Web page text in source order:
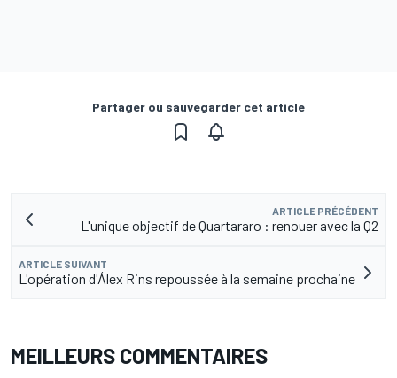
Partager ou sauvegarder cet article
ARTICLE PRÉCÉDENT
L'unique objectif de Quartararo : renouer avec la Q2
ARTICLE SUIVANT
L'opération d'Álex Rins repoussée à la semaine prochaine
MEILLEURS COMMENTAIRES